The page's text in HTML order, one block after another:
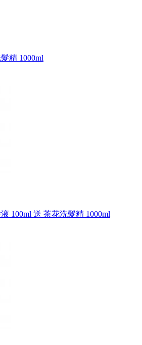
精 1000ml
100ml 送 茶花洗髮精 1000ml